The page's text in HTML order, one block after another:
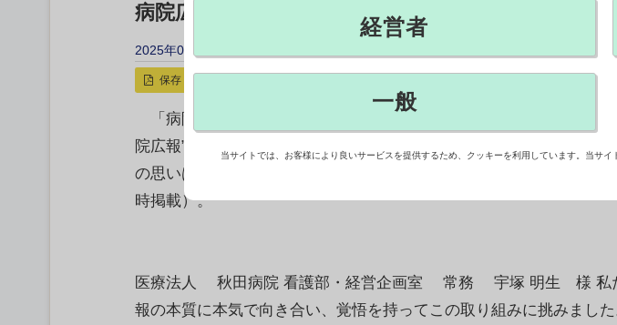
病院広報アワード2025 エントリー紹介（81）【VHP
2025年05月13日 14:50
保存
「病院広報アワード2025」大賞を目指し、全国の病院からのエント
院広報”の頂点を決める7月16日のファイナル（東京ビッグサイト）に
の思いは熱い。今年で3回目を迎える「病院広報アワード」への意気
時掲載）。
医療法人 秋田病院 看護部・経営企画室 常務 宇塚 明生 様 私
報の本質に本気で向き合い、覚悟を持ってこの取り組みに挑みまし
経営者
一般
当サイトでは、お客様により良いサービスを提供するため、クッキーを利用しています。当サ